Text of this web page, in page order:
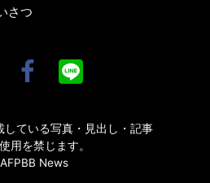
さつ
している写真・見出し・記事
用を禁じます。
News